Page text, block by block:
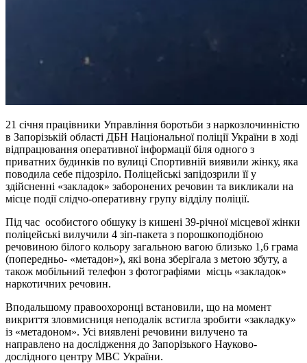
21 січня працівники Управління боротьби з наркозлочинністю
в Запорізькій області ДБН Національної поліції України в ході
відпрацювання оперативної інформації біля одного з
приватних будинків по вулиці Спортивній виявили жінку, яка
поводила себе підозріло. Поліцейські запідозрили її у
здійсненні «закладок» заборонених речовин та викликали на
місце події слідчо-оперативну групу відділу поліції.
Під час особистого обшуку із кишені 39-річної місцевої жінки
поліцейські вилучили 4 зіп-пакета з порошкоподібною
речовиною білого кольору загальною вагою близько 1,6 грама
(попередньо- «метадон»), які вона зберігала з метою збуту, а
також мобільний телефон з фотографіями місць «закладок»
наркотичних речовин.
Вподальшому правоохоронці встановили, що на момент
викриття зловмисниця неподалік встигла зробити «закладку»
із «метадоном». Усі виявлені речовини вилучено та
направлено на дослідження до Запорізького Науково-
дослідного центру МВС України.